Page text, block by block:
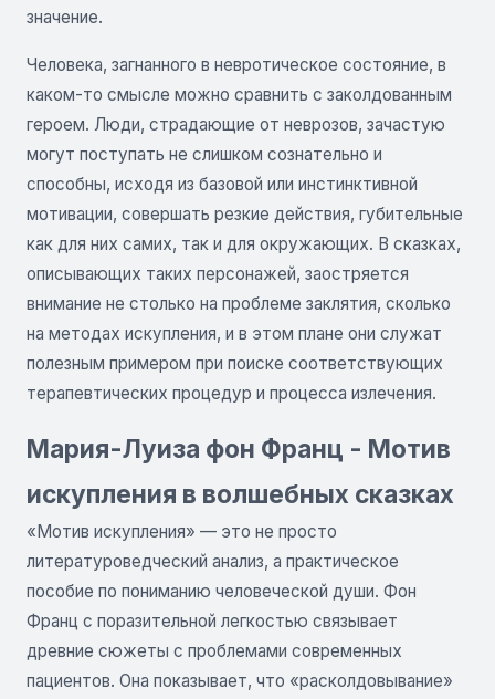
значение.
Человека, загнанного в невротическое состояние, в
каком-то смысле можно сравнить с заколдованным
героем. Люди, страдающие от неврозов, зачастую
могут поступать не слишком сознательно и
способны, исходя из базовой или инстинктивной
мотивации, совершать резкие действия, губительные
как для них самих, так и для окружающих. В сказках,
описывающих таких персонажей, заостряется
внимание не столько на проблеме заклятия, сколько
на методах искупления, и в этом плане они служат
полезным примером при поиске соответствующих
терапевтических процедур и процесса излечения.
Мария-Луиза фон Франц - Мотив
искупления в волшебных сказках
«Мотив искупления» — это не просто
литературоведческий анализ, а практическое
пособие по пониманию человеческой души. Фон
Франц с поразительной легкостью связывает
древние сюжеты с проблемами современных
пациентов. Она показывает, что «расколдовывание»